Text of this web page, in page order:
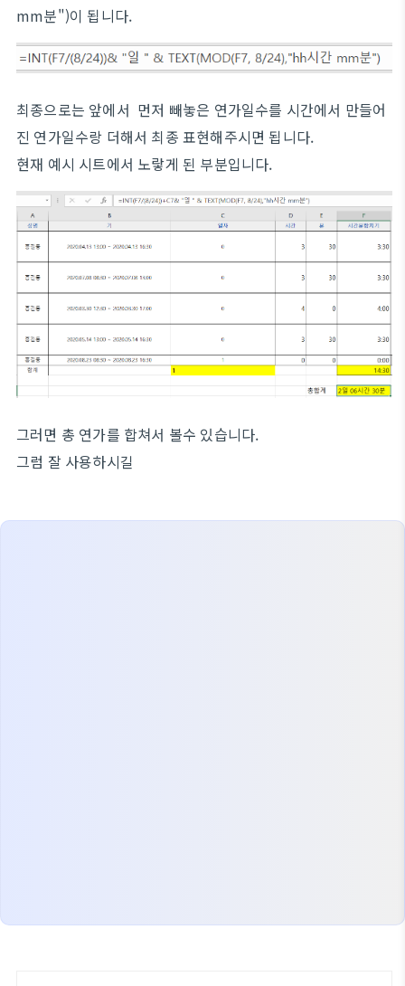
mm분")이 됩니다.
최종으로는 앞에서 먼저 빼놓은 연가일수를 시간에서 만들어
진 연가일수랑 더해서 최종 표현해주시면 됩니다.
현재 예시 시트에서 노랗게 된 부분입니다.
그러면 총 연가를 합쳐서 볼수 있습니다.
그럼 잘 사용하시길